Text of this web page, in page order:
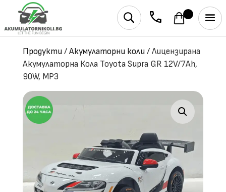
phone
U
Продукти/ Акумулаторни коли/ Лицензирана
Акумулаторна Кола Toyota Supra GR 12V/7Ah,
90W, MP3